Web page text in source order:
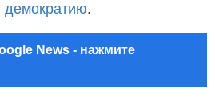
демократию.
News - нажмите